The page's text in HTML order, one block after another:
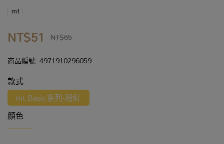
mt
NT$51 NT$65
商品編號:4971910296059
款式
mt Basic系列-粉紅
顏色